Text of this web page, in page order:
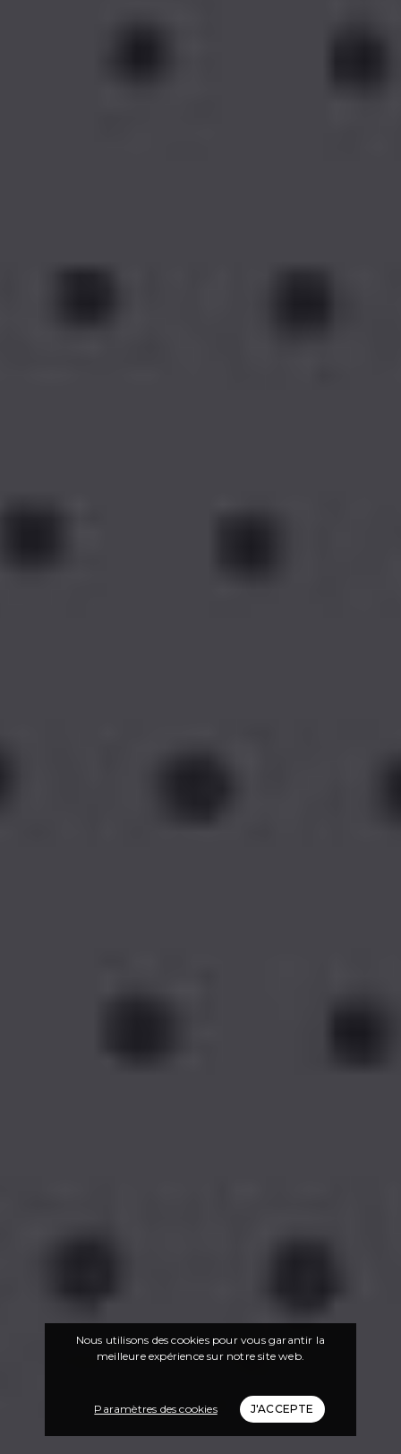
Nous utilisons des cookies pour vous garantir la
meilleure expérience sur notre site web.
Paramètres des cookies J'ACCEPTE